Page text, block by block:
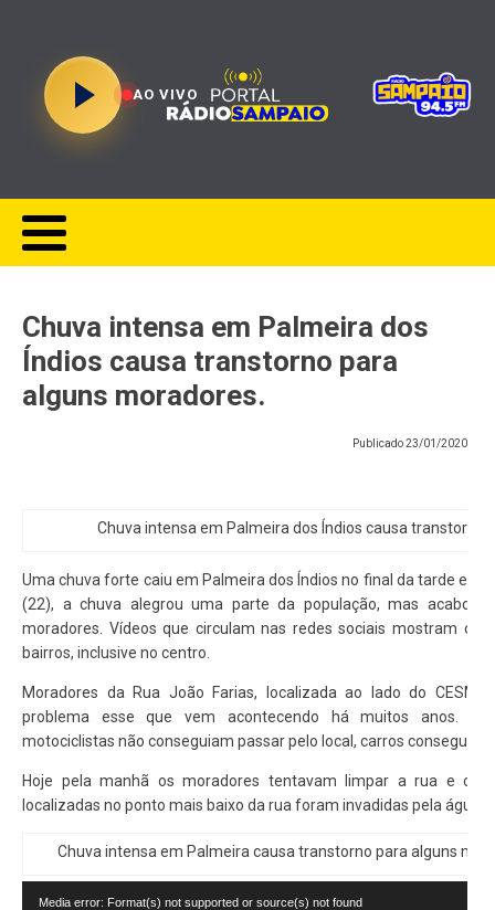
AO VIVO
Chuva intensa em Palmeira dos
Índios causa transtorno para
alguns moradores.
Publicado23/01/2020
Chuva intensa em Palmeira dos Índios causa transtorno
Uma chuva forte caiu em Palmeira dos Índios no final da tarde e
(22), a chuva alegrou uma parte da população, mas acabou
moradores. Vídeos que circulam nas redes sociais mostram o
bairros, inclusive no centro.
Moradores da Rua João Farias, localizada ao lado do
problema esse que vem acontecendo há muitos anos.
motociclistas não conseguiam passar pelo local, carros
Hoje pela manhã os moradores tentavam limpar a rua e
localizadas no ponto mais baixo da rua foram invadidas pela água.
Chuva intensa em Palmeira causa transtorno para alguns
Media error: Format(s) not supported or source(s) not found